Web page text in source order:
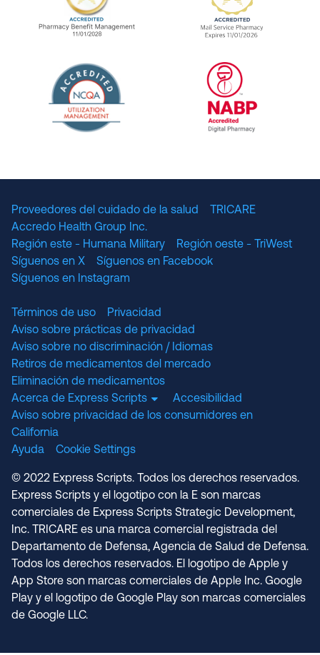
URAC Accredited Pharmacy Benefit
URAC
Proveedores del cuidado de la salud
TRICARE
Accredo Health Group Inc.
Región este - Humana Military
Región oeste - TriWest
Síguenos en X
Síguenos en Facebook
Síguenos en Instagram
Términos de uso
Privacidad
Aviso sobre prácticas de privacidad
Aviso sobre no discriminación / Idiomas
Retiros de medicamentos del mercado
Eliminación de medicamentos
Acerca de Express Scripts
Accesibilidad
Aviso sobre privacidad de los consumidores en
California
Ayuda
Cookie Settings
© 2022 Express Scripts. Todos los derechos reservados.
Express Scripts y el logotipo con la E son marcas
comerciales de Express Scripts Strategic Development,
Inc. TRICARE es una marca comercial registrada del
Departamento de Defensa, Agencia de Salud de Defensa.
Todos los derechos reservados. El logotipo de Apple y
App Store son marcas comerciales de Apple Inc. Google
Play y el logotipo de Google Play son marcas comerciales
de Google LLC.